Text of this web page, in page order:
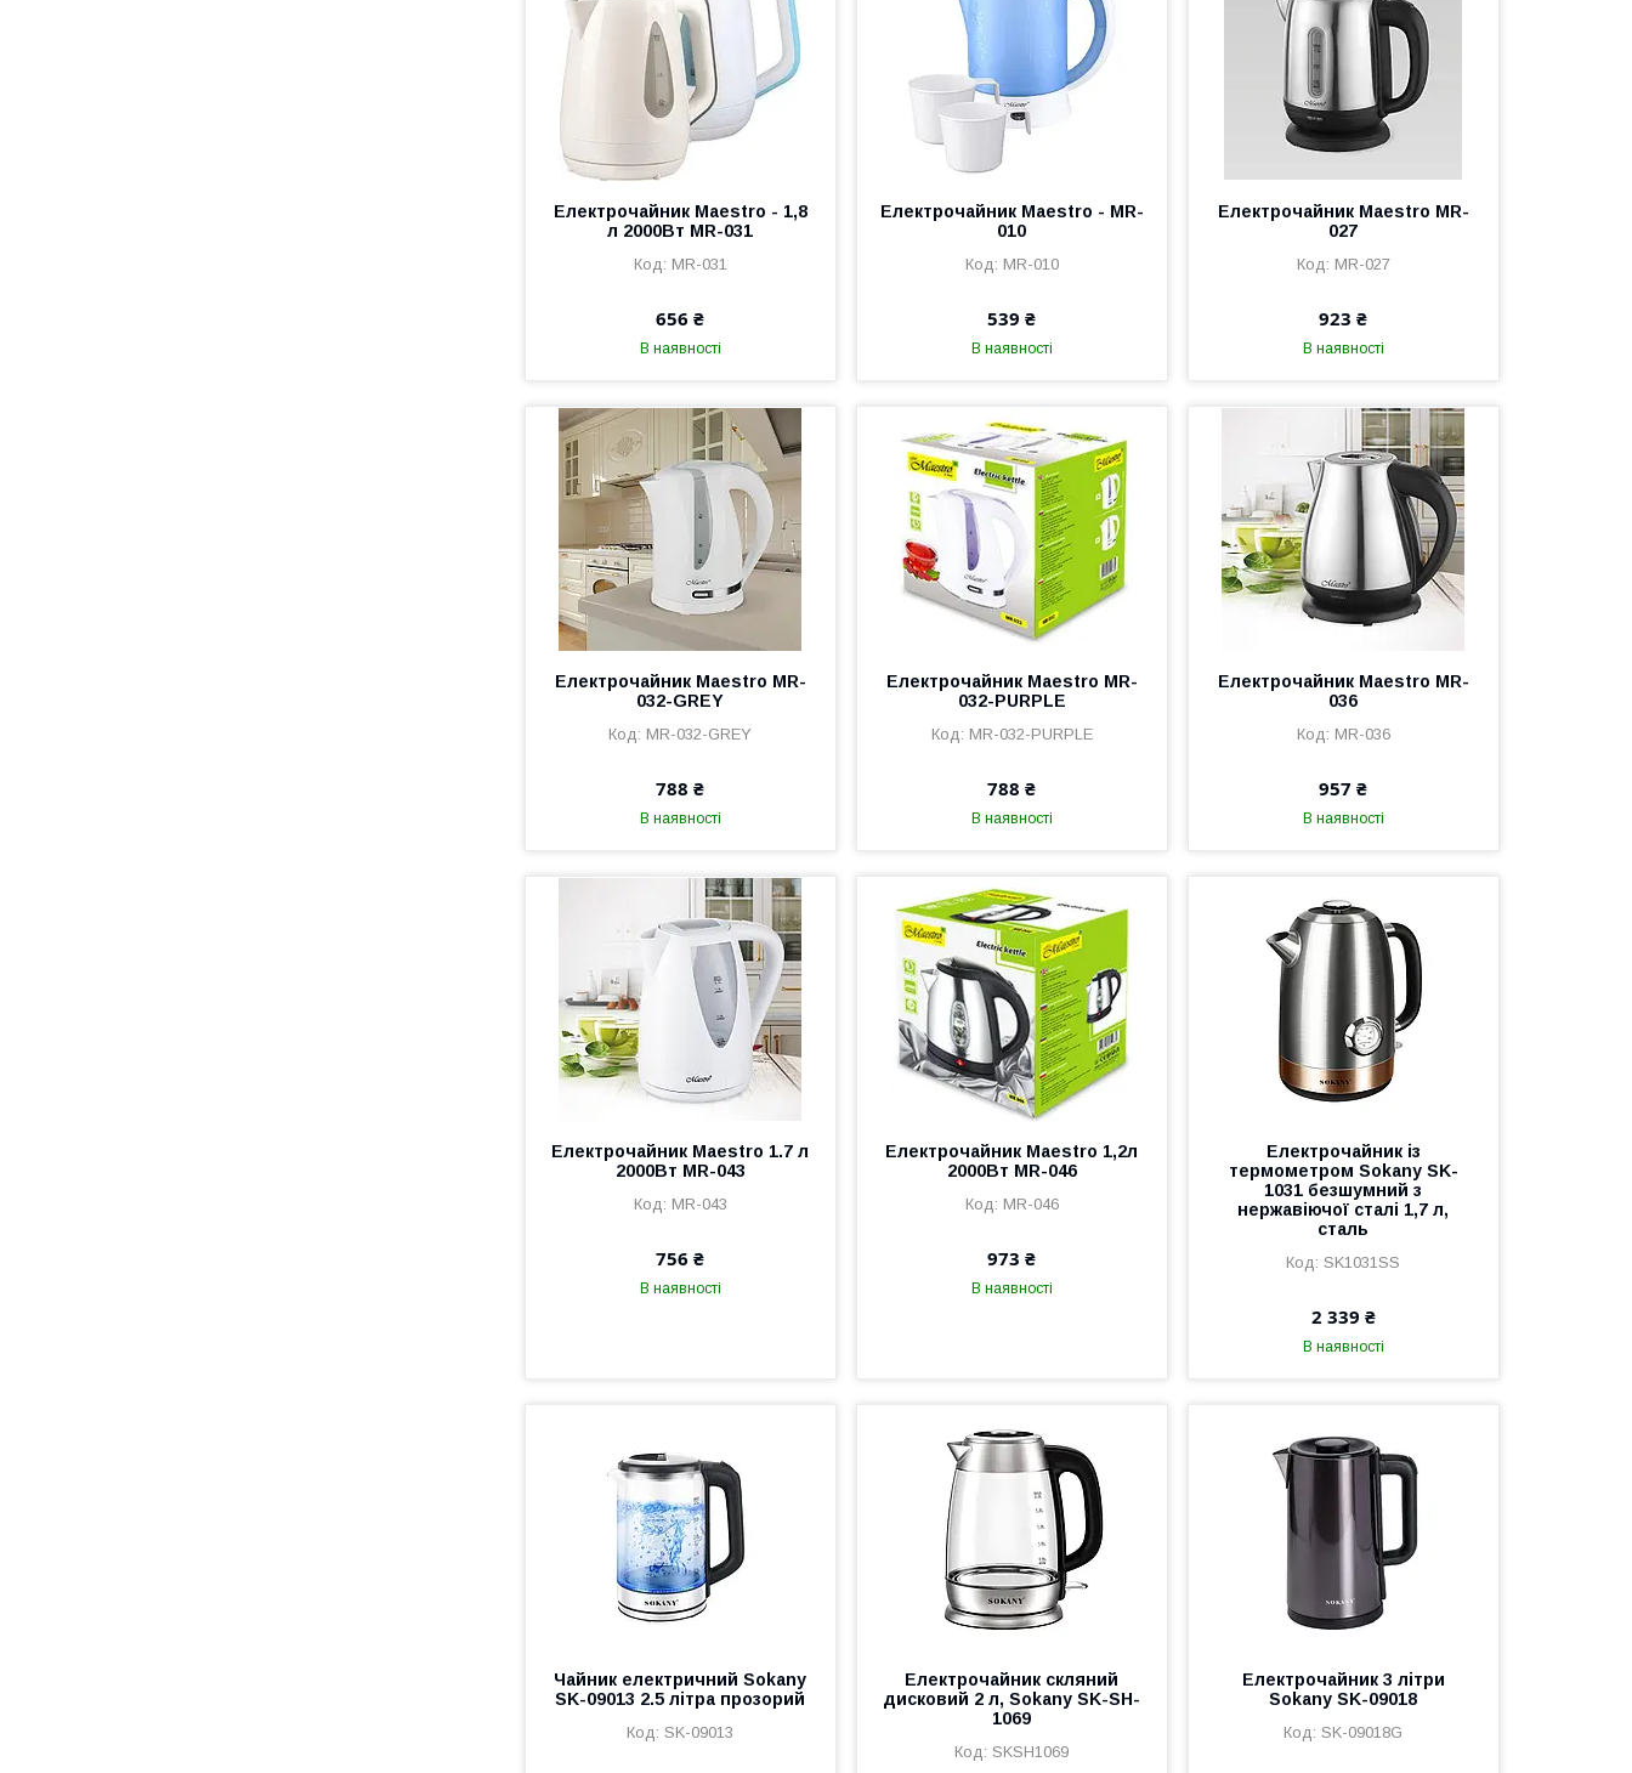
Електрочайник Maestro - 1,8
л 2000Вт MR-031
MR-031
656 ₴
В наявності
Електрочайник Maestro - MR-
010
MR-010
539 ₴
В наявності
Електрочайник Maestro MR-
027
MR-027
923 ₴
В наявності
Електрочайник Maestro MR-
032-GREY
MR-032-GREY
788 ₴
В наявності
Електрочайник Maestro MR-
032-PURPLE
MR-032-PURPLE
788 ₴
В наявності
Електрочайник Maestro MR-
036
MR-036
957 ₴
В наявності
Електрочайник Maestro 1.7 л
2000Вт MR-043
MR-043
756 ₴
В наявності
Електрочайник Maestro 1,2л
2000Вт MR-046
MR-046
973 ₴
В наявності
Електрочайник із
термометром Sokany SK-
1031 безшумний з
нержавіючої сталі 1,7 л,
сталь
SK1031SS
2 339 ₴
В наявності
Чайник електричний Sokany
SK-09013 2.5 літра прозорий
SK-09013
Електрочайник скляний
дисковий 2 л, Sokany SK-SH-
1069
SKSH1069
Електрочайник 3 літри
Sokany SK-09018
SK-09018G